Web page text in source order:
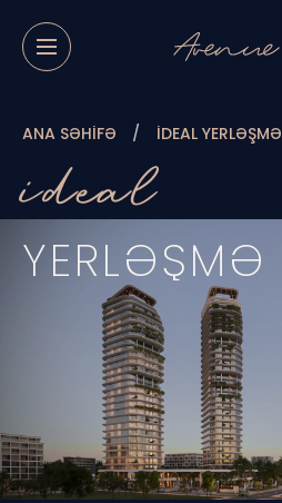
ANA SƏHIFƏ İDEAL YERLƏŞMƏ
i̇deal
YERLƏŞMƏ